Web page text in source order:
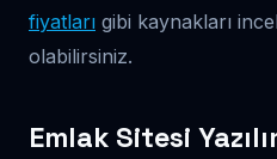
fiyatları gibi kaynakları
olabilirsiniz.
Emlak Sitesi